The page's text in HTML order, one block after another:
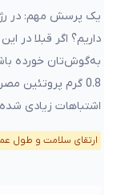
یک پرسش مهم: در
داریم؟ اگر قبلا در
به‌گوش‌تان خورده
0.8 گرم پروتئین
اشتباهات زیادی
ارتقای سلامت و طول